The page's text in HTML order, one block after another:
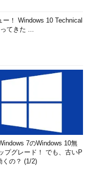
！ Windows 10 Technical
てきた ...
7のWindows 10無
プグレード！ でも、古いP
くの？ (1/2)